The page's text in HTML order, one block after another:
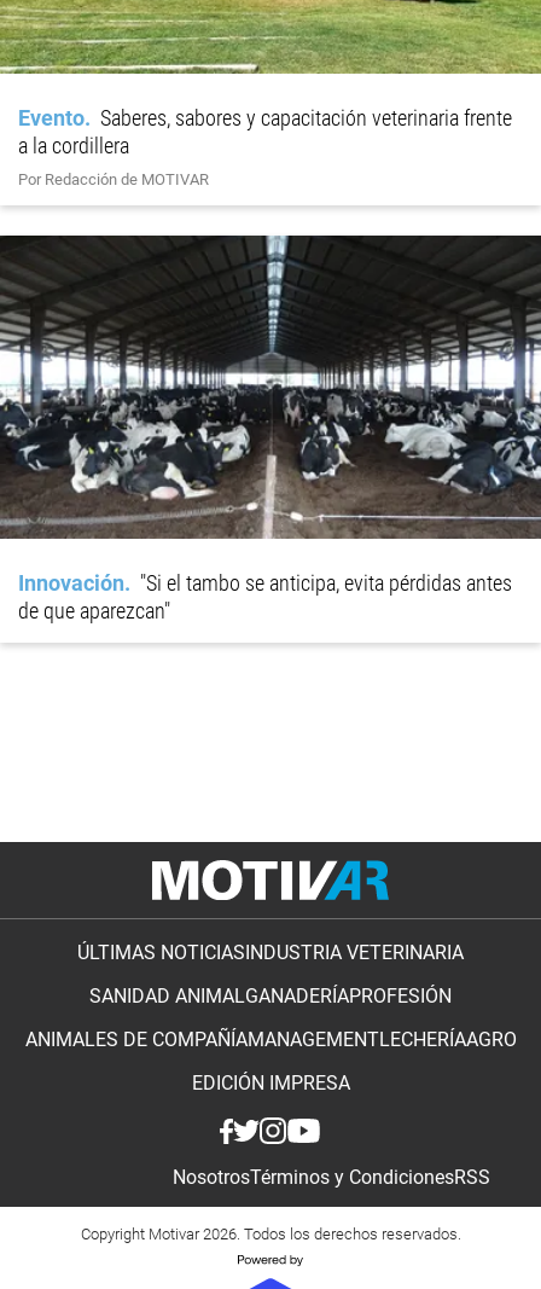
Evento
Saberes, sabores y capacitación veterinaria frente
a la cordillera
Por Redacción de MOTIVAR
Innovación
"Si el tambo se anticipa, evita pérdidas antes
de que aparezcan"
ÚLTIMAS NOTICIAS INDUSTRIA VETERINARIA
SANIDAD ANIMALGANADERÍAPROFESIÓN
ANIMALES DE COMPAÑÍAMANAGEMENTLECHERÍAAGRO
EDICIÓN IMPRESA
NosotrosTérminos y CondicionesRSS
Copyright Motivar 2026. Todos los derechos reservados.